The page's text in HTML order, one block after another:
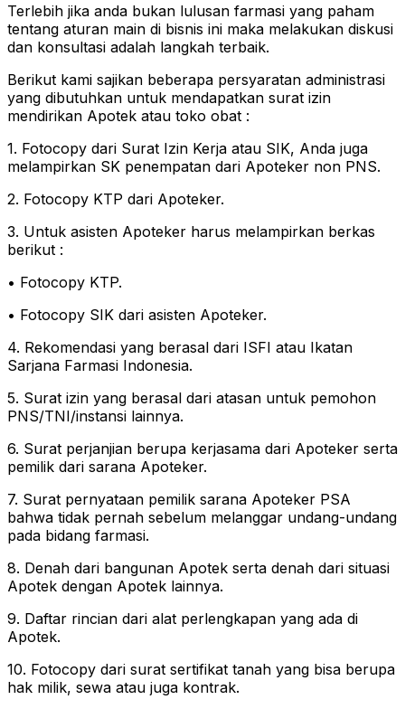
Terlebih jika anda bukan lulusan farmasi yang paham
tentang aturan main di bisnis ini maka melakukan diskusi
dan konsultasi adalah langkah terbaik.
Berikut kami sajikan beberapa persyaratan administrasi
yang dibutuhkan untuk mendapatkan surat izin
mendirikan Apotek atau toko obat :
1. Fotocopy dari Surat Izin Kerja atau SIK, Anda juga
melampirkan SK penempatan dari Apoteker non PNS.
2. Fotocopy KTP dari Apoteker.
3. Untuk asisten Apoteker harus melampirkan berkas
berikut :
• Fotocopy KTP.
• Fotocopy SIK dari asisten Apoteker.
4. Rekomendasi yang berasal dari ISFI atau Ikatan
Sarjana Farmasi Indonesia.
5. Surat izin yang berasal dari atasan untuk pemohon
PNS/TNI/instansi lainnya.
6. Surat perjanjian berupa kerjasama dari Apoteker serta
pemilik dari sarana Apoteker.
7. Surat pernyataan pemilik sarana Apoteker PSA
bahwa tidak pernah sebelum melanggar undang-undang
pada bidang farmasi.
8. Denah dari bangunan Apotek serta denah dari situasi
Apotek dengan Apotek lainnya.
9. Daftar rincian dari alat perlengkapan yang ada di
Apotek.
10. Fotocopy dari surat sertifikat tanah yang bisa berupa
hak milik, sewa atau juga kontrak.